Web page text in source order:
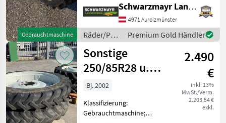
Gebrauchtmaschine
Pflegeräder passend zu
Steyr Multi 4095-4105-4115
Vorne: 270/80R3
Schwarzmayr Landtechnik GmbH - Aurolzmünster
4971 Aurolzmünster
Räder/Pneu/Felgen
/ BKT
Premium Gold Händler
Sonstige
250/85R28 u.
270/95R42
2.490
€
inkl. 13%
MwSt./Verm.
2.203,54 €
exkl.
Bj. 2002
Klassifizierung:
Gebrauchtmaschine;